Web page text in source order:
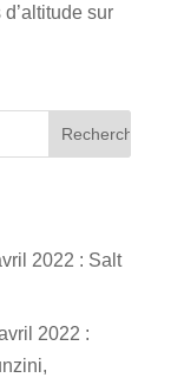
sur
2022 : Salt
2022 :